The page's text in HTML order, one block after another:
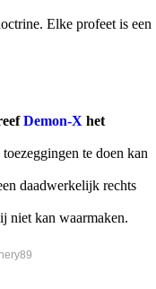
Elke profeet is een
Demon-X het
te doen kan
daadwerkelijk rechts
niet kan waarmaken.